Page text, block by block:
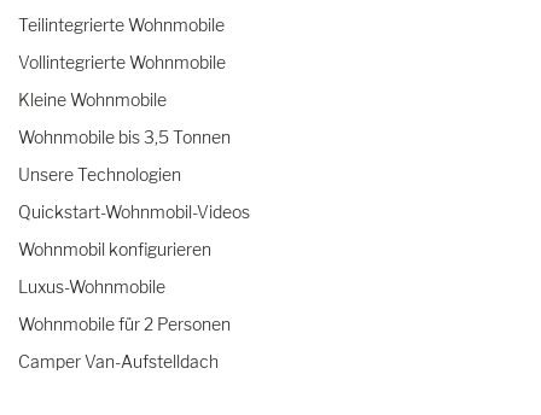
Teilintegrierte Wohnmobile
Vollintegrierte Wohnmobile
Kleine Wohnmobile
Wohnmobile bis 3,5 Tonnen
Unsere Technologien
Quickstart-Wohnmobil-Videos
Wohnmobil konfigurieren
Luxus-Wohnmobile
Wohnmobile für 2 Personen
Camper Van-Aufstelldach